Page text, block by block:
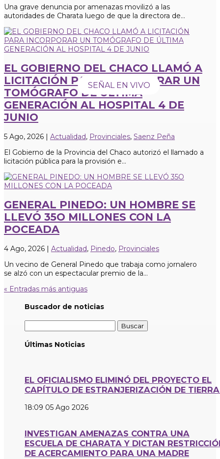
SEÑAL EN VIVO
Una grave denuncia por amenazas movilizó a las
autoridades de Charata luego de que la directora de...
EL GOBIERNO DEL CHACO LLAMÓ A
LICITACIÓN PARA INCORPORAR UN
TOMÓGRAFO DE ÚLTIMA
GENERACIÓN AL HOSPITAL 4 DE
JUNIO
5 Ago, 2026 | Actualidad, Provinciales, Saenz Peña
El Gobierno de la Provincia del Chaco autorizó el llamado a
licitación pública para la provisión e...
GENERAL PINEDO: UN HOMBRE SE
LLEVÓ 35O MILLONES CON LA
POCEADA
4 Ago, 2026 | Actualidad, Pinedo, Provinciales
Un vecino de General Pinedo que trabaja como jornalero
se alzó con un espectacular premio de la...
« Entradas más antiguas
Buscador de noticias
Últimas Noticias
EL OFICIALISMO ELIMINÓ DEL PROYECTO EL
CAPÍTULO DE ESTRANJERIZACIÓN DE
18:09 05 Ago 2026
INVESTIGAN AMENAZAS CONTRA UNA
ESCUELA DE CHARATA Y DICTAN
DE ACERCAMIENTO PARA UNA MADRE